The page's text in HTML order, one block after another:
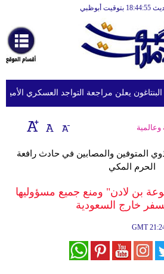
أبوظبي
أخبارعاجلة
رياضة
ثقافة
إقتصاد
وموسيقى
أزياء
يعلن مراجعة التواجد العسكري
وعالمية
المتوفين والمصابين في حادث رافعة
الحرم المكي
بن لادن" ومنع جميع مسؤوليها
خارج السعودية
GMT